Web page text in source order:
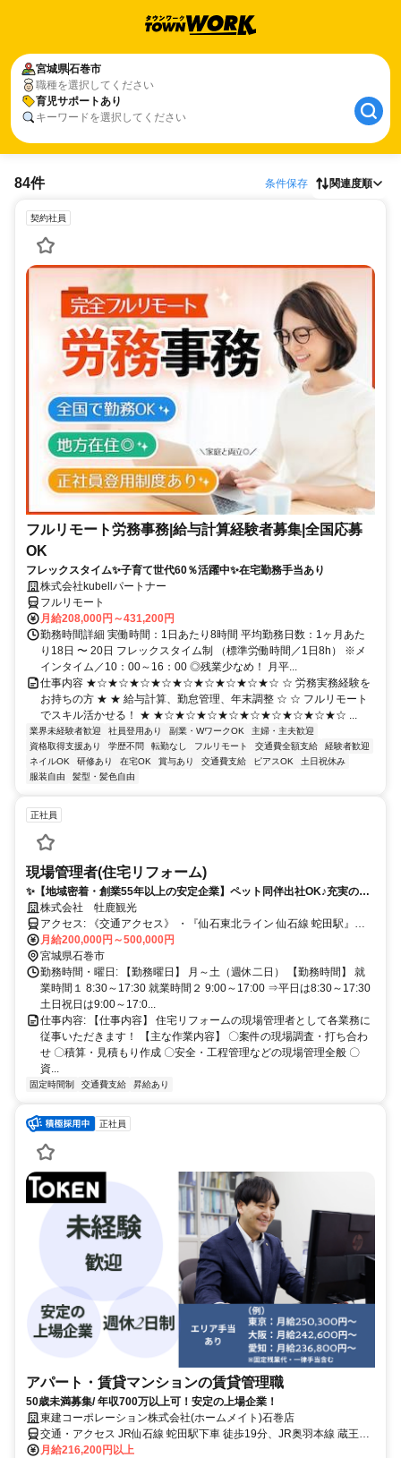
宮城県石巻市
職種を選択してください
育児サポートあり
キーワードを選択してください
84件 条件保存 関連度順
契約社員
フルリモート労務事務|給与計算経験者募集|全国応募
OK
フレックスタイム✨子育て世代60％活躍中✨在宅勤務手当あり
株式会社kubellパートナー
フルリモート
月給208,000円～431,200円
勤務時間詳細 実働時間：1日あたり8時間 平均勤務日数：1ヶ月あた
り18日 〜 20日 フレックスタイム制 （標準労働時間／1日8h） ※メ
インタイム／10：00～16：00 ◎残業少なめ！ 月平...
仕事内容 ★☆★☆★☆★☆★☆★☆★☆★☆★☆ ☆ 労務実務経験を
お持ちの方 ★ ★ 給与計算、勤怠管理、年末調整 ☆ ☆ フルリモート
でスキル活かせる！ ★ ★☆★☆★☆★☆★☆★☆★☆★☆★☆ ...
業界未経験者歓迎 社員登用あり 副業・WワークOK
主婦・主夫歓迎
資格取得支援あり
学歴不問 転勤なし フルリモート 交通費全額支給
経験者歓迎
ネイルOK
研修あり 在宅OK 賞与あり 交通費支給 ピアスOK
土日祝休み
服装自由
髪型・髪色自由
正社員
現場管理者(住宅リフォーム)
✨【地域密着・創業55年以上の安定企業】ペット同伴出社OK♪充実の福
利厚生とお手当／安定した環境ででこれまでの経験を活かして働きませ
んか？✨
株式会社 牡鹿観光
アクセス: 《交通アクセス》 ・『仙石東北ライン 仙石線 蛇田駅』よ
り車で約3分
月給200,000円～500,000円
宮城県石巻市
勤務時間・曜日: 【勤務曜日】 月～土（週休二日） 【勤務時間】 就
業時間１ 8:30～17:30 就業時間２ 9:00～17:00 ⇒平日は8:30～17:30
土日祝日は9:00～17:0...
仕事内容: 【仕事内容】 住宅リフォームの現場管理者として各業務に
従事いただきます！ 【主な作業内容】 〇案件の現場調査・打ち合わ
せ 〇積算・見積もり作成 〇安全・工程管理などの現場管理全般 〇
資...
固定時間制 交通費支給 昇給あり
正社員
アパート・賃貸マンションの賃貸管理職
50歳未満募集/ 年収700万以上可！安定の上場企業！
東建コーポレーション株式会社(ホームメイト)石巻店
交通・アクセス JR仙石線 蛇田駅下車 徒歩19分、JR奥羽本線 蔵王下
車 徒歩14分
月給216,200円以上